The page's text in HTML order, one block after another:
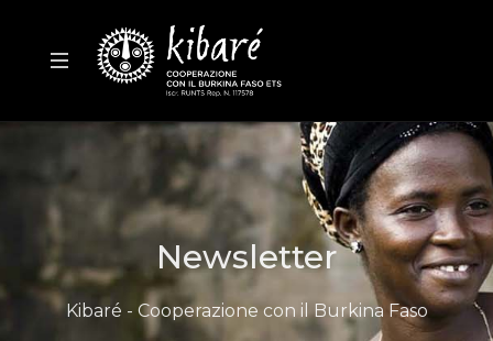
Newsletter
Kibaré - Cooperazione con il Burkina Faso